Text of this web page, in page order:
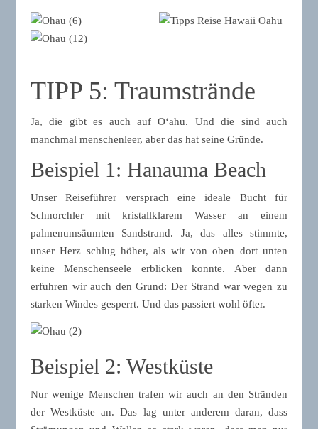
TIPP 5: Traumstrände
Ja, die gibt es auch auf Oʻahu. Und die sind auch
manchmal menschenleer, aber das hat seine Gründe.
Beispiel 1: Hanauma Beach
Unser Reiseführer versprach eine ideale Bucht für
Schnorchler mit kristallklarem Wasser an einem
palmenumsäumten Sandstrand. Ja, das alles stimmte,
unser Herz schlug höher, als wir von oben dort unten
keine Menschenseele erblicken konnte. Aber dann
erfuhren wir auch den Grund: Der Strand war wegen zu
starken Windes gesperrt. Und das passiert wohl öfter.
Beispiel 2: Westküste
Nur wenige Menschen trafen wir auch an den Stränden
der Westküste an. Das lag unter anderem daran, dass